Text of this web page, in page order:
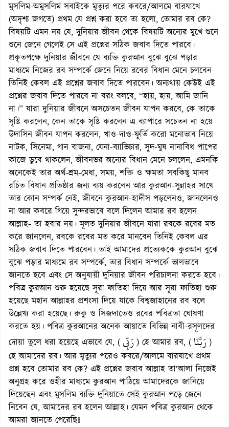
মুসলিম-অমুসলিম সবাইকে মৃত্যুর পরে কবরে/আলমে বারযাখে
(অদৃশ্য জগতে) প্রথম যে প্রশ্ন করা হবে তা হলো, তোমার রব কে?
বিষয়টি এমন নয় যে, দুনিয়ার জীবন থেকে বিষয়টি অন্যের মুখে শুনে
শুনে জেনে গেলেই সে এই প্রশ্নের সঠিক জবাব দিতে পারবে।
প্রকৃতপক্ষে দুনিয়ার জীবনে যে ব্যক্তি কুরআন বুঝে বুঝে পড়ার
মাধ্যমে নিজের রব সম্পর্কে জেনে নিয়ে রবের বিধান মেনে চলবেন
তিনিই কেবল এই প্রশ্নের জবাব দিতে পারবেন। অন্যথায় কেউই এই
প্রশ্নের জবাব দিতে পারবে না বরং বলবে, ‘‘হায়, হায়, আমি জানি
না।’’ যারা দুনিয়ার জীবনে অসচেতন জীবন যাপন করবে, কে তাকে
সৃষ্টি করলেন, কেন তাকে সৃষ্টি করলেন এ ব্যাপারে সচেতন না হয়ে
উদাসিন জীবন যাপন করলেন, খাও-দাও-ফূর্তি করো মনোভাব নিয়ে
নাটক, সিনেমা, গান বাজনা, যেনা-ব্যাভিচার, সুদ-ঘুষ নানাবিধ পাপের
কাজে ডুবে থাকলেন, জীবনভর অন্যের বিধান মেনে চললেন, এমনকি
অনেকেই তার অর্থ-শ্রম-মেধা, সময়, শক্তি ও ক্ষমতা সবকিছু মানব
রচিত বিধান প্রতিষ্ঠার জন্য ব্যয় করলেন আর কুরআন-সুন্নাহর সাথে
তার কোন সম্পর্ক নেই, জীবনে কুরআন-হাদীস পড়লেনও, জানলেনও
না আর কবরে গিয়ে সুন্দরভাবে বলে দিলেন আমার রব হলেন
আল্লাহ- তা হবার নয়। মূলত দুনিয়ার জীবনে যারা রবকে রবের মত
করে জানলেন, রবকে রবের মত করে মানবেন তিনিই কেবল এর
সঠিক জবাব দিতে পারবেন। তাই আমাদের প্রত্যেককে কুরআন বুঝে
বুঝে পড়ার মাধ্যমে রব সম্পর্কে, তার বিধান সম্পর্কে ভালভাবে
জানতে হবে এবং সে অনুযায়ী দুনিয়ার জীবন পরিচালনা করতে হবে।
পবিত্র কুরআন শুরু হয়েছে সূরা ফাতিহা দিয়ে আর সূরা ফাতিহা শুরু
হয়েছে মহান আল্লাহর প্রশংসা দিয়ে যাকে বিশ্বজাহানের রব বলে
উল্লেখ্য করা হয়েছে। রুকু ও সিজদাতেও রবের পবিত্রতা ঘোষণা
করতে হয়। পবিত্র কুরআনের অনেক আয়াতে বিভিন্ন নাবী-রসূলদের
দোয়া তুলে ধরা হয়েছে এভাবে যে, ( رَبِّي ) হে আমার রব, ( رَبَّنَا )
হে আমাদের রব। আর মৃত্যুর পরেও কবরে/আলমে বারযাখে প্রথম
প্রশ্ন হবে তোমার রব কে? এই প্রশ্নের জবাব আল্লাহ তা‘আলা নিজেই
অনুগ্রহ করে ওহীর মাধ্যমে কুরআন পাঠিয়ে আমাদেরকে জানিয়ে
দিয়েছেন এবং মুসলিম ব্যক্তি দুনিয়াতে সেই কুরআন পড়ে জেনে
নিবেন যে, আমাদের রব হলেন আল্লাহ। যেমন পবিত্র কুরআন থেকে
আমরা জানতে পেরেছিঃ